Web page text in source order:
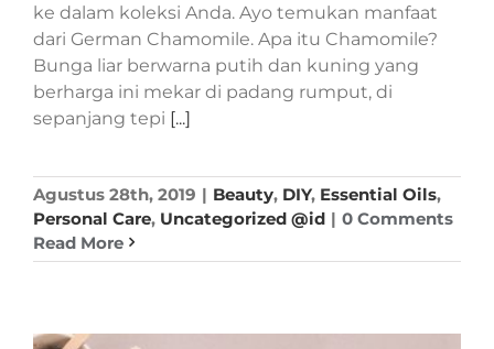
ke dalam koleksi Anda. Ayo temukan manfaat
dari German Chamomile. Apa itu Chamomile?
Bunga liar berwarna putih dan kuning yang
berharga ini mekar di padang rumput, di
sepanjang tepi [...]
Agustus 28th, 2019 | Beauty, DIY, Essential Oils,
Personal Care, Uncategorized @id | 0 Comments
Read More